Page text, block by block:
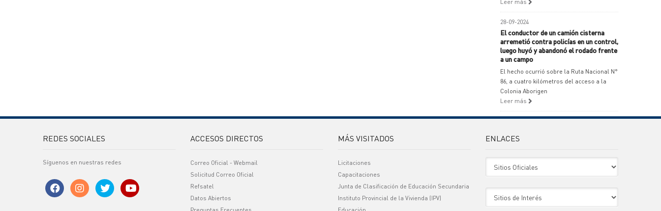
Leer más
28-09-2024
El conductor de un camión cisterna
arremetió contra policías en un control,
luego huyó y abandonó el rodado frente
a un campo
El hecho ocurrió sobre la Ruta Nacional N°
86, a cuatro kilómetros del acceso a la
Colonia Aborigen
Leer más
REDES SOCIALES
Síguenos en nuestras redes
ACCESOS DIRECTOS
Correo Oficial - Webmail
Solicitud Correo Oficial
Refsatel
Datos Abiertos
MÁS VISITADOS
Licitaciones
Capacitaciones
Junta de Clasificación de Educación Secundaria
Instituto Provincial de la Vivienda (IPV)
ENLACES